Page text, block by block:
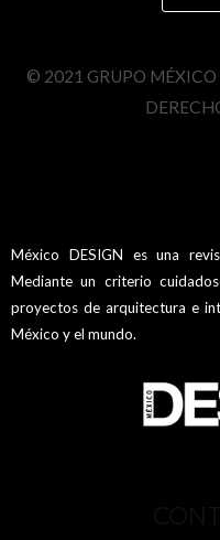
© 2021 GRUPO MÉXICO
México DESIGN es una
Mediante un criterio
proyectos de arquitectura e
México y el mundo.